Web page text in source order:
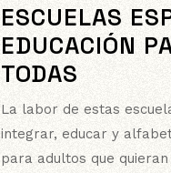
ESCUELAS
EDUCACIÓN
TODAS
La labor de estas
integrar, educar y
para adultos que